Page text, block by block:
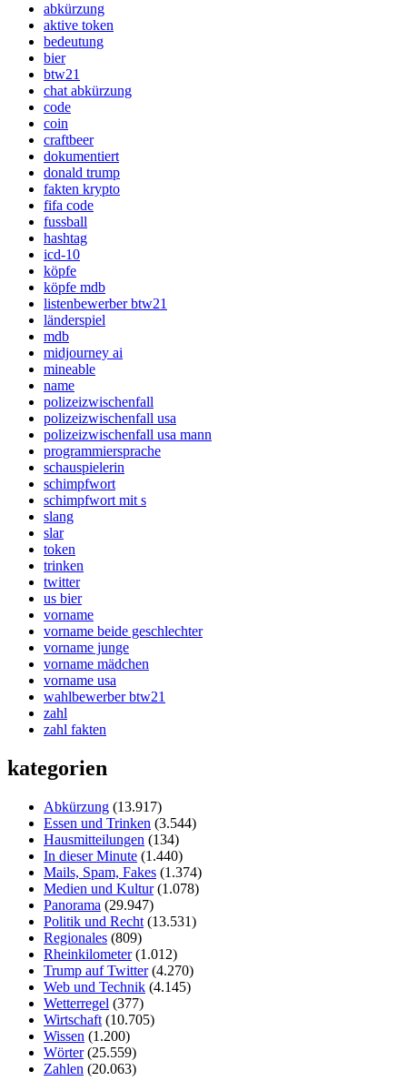
abkürzung
aktive token
bedeutung
bier
btw21
chat abkürzung
code
coin
craftbeer
dokumentiert
donald trump
fakten krypto
fifa code
fussball
hashtag
icd-10
köpfe
köpfe mdb
listenbewerber btw21
länderspiel
mdb
midjourney ai
mineable
name
polizeizwischenfall
polizeizwischenfall usa
polizeizwischenfall usa mann
programmiersprache
schauspielerin
schimpfwort
schimpfwort mit s
slang
slar
token
trinken
twitter
us bier
vorname
vorname beide geschlechter
vorname junge
vorname mädchen
vorname usa
wahlbewerber btw21
zahl
zahl fakten
kategorien
Abkürzung (13.917)
Essen und Trinken (3.544)
Hausmitteilungen (134)
In dieser Minute (1.440)
Mails, Spam, Fakes (1.374)
Medien und Kultur(1.078)
Panorama (29.947)
Politik und Recht (13.531)
Regionales (809)
Rheinkilometer(1.012)
Trump auf Twitter(4.270)
Web und Technik (4.145)
Wetterregel (377)
Wirtschaft (10.705)
Wissen (1.200)
Wörter(25.559)
Zahlen (20.063)